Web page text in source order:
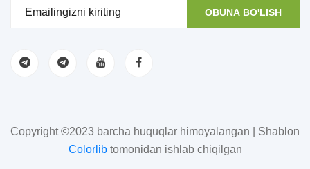
OBUNA BO'LISH
Copyright ©2023 barcha huquqlar himoyalangan | Shablon
Colorlibtomonidan ishlab chiqilgan